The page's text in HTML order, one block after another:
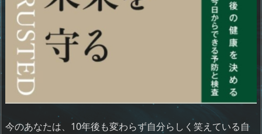
今のあなたは、10年後も変わらず自分らしく笑えている自